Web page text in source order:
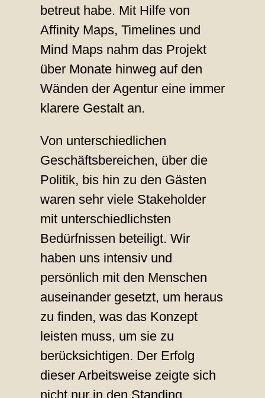
betreut habe. Mit Hilfe von
Affinity Maps, Timelines und
Mind Maps nahm das Projekt
über Monate hinweg auf den
Wänden der Agentur eine immer
klarere Gestalt an.
Von unterschiedlichen
Geschäftsbereichen, über die
Politik, bis hin zu den Gästen
waren sehr viele Stakeholder
mit unterschiedlichsten
Bedürfnissen beteiligt. Wir
haben uns intensiv und
persönlich mit den Menschen
auseinander gesetzt, um heraus
zu finden, was das Konzept
leisten muss, um sie zu
berücksichtigen. Der Erfolg
dieser Arbeitsweise zeigte sich
nicht nur in den Standing